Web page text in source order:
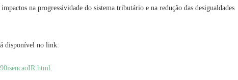
na progressividade do sistema tributário e na redução das desigualdades
disponível no link: